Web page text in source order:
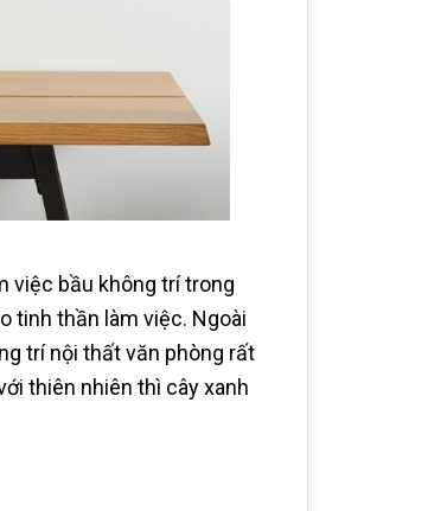
việc bầu không trí trong
tinh thần làm việc. Ngoài
trí nội thất văn phòng rất
thiên nhiên thì cây xanh